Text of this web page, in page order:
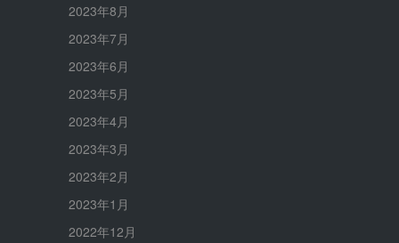
2023年8月
2023年7月
2023年6月
2023年5月
2023年4月
2023年3月
2023年2月
2023年1月
2022年12月